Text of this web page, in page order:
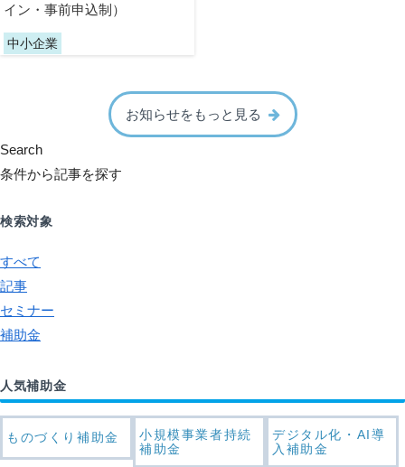
イン・事前申込制）
中小企業
お知らせをもっと見る
Search
条件から記事を探す
検索対象
すべて
記事
セミナー
補助金
人気補助金
ものづくり補助金
小規模事業者持続
補助金
デジタル化・AI導
入補助金